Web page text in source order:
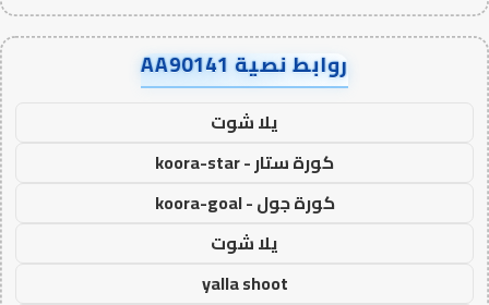
روابط نصية AA90141
يلا شوت
كورة ستار - koora-star
كورة جول - koora-goal
يلا شوت
yalla shoot